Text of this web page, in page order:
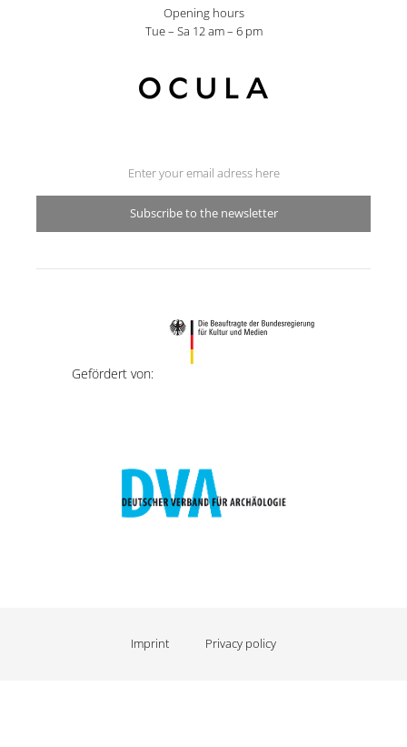
Opening hours
Tue – Sa 12 am – 6 pm
Subscribe to the newsletter
Gefördert von:
Imprint Privacy policy